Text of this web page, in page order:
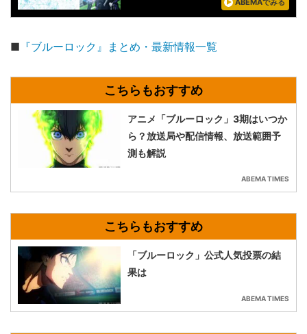
■ 『ブルーロック』まとめ・最新情報一覧
アニメ「ブルーロック」3期はいつか
ら？放送局や配信情報、放送範囲予
測も解説
ABEMA TIMES
「ブルーロック」公式人気投票の結
果は
ABEMA TIMES